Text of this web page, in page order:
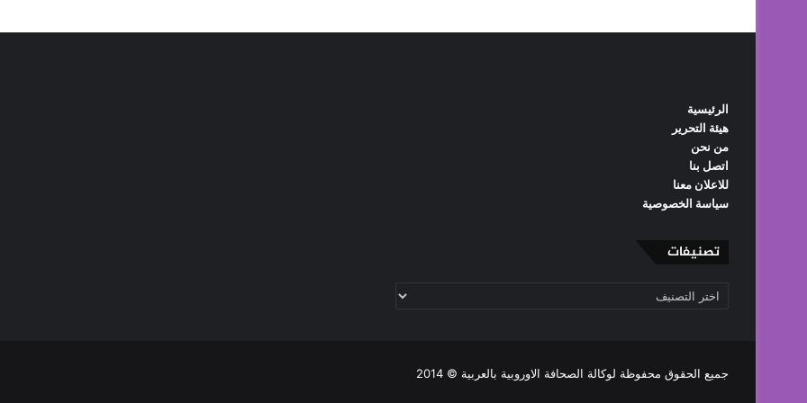
الرئيسية
هيئة التحرير
من نحن
اتصل بنا
للاعلان معنا
سياسة الخصوصية
تصنيفات
تصنيفات
جميع الحقوق محفوظة لوكالة الصحافة الاوروبية بالعربية © 2014